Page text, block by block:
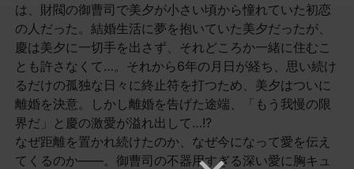
は、財閥の御曹司で美夕が小さい頃から憧れていた初恋
の人だった。結婚生活に夢を抱いていた美夕だったが、
慶は美夕に一切手を出さず、それどころか一緒に住むこ
とも許さなくて…。それから6年の月日が経ち、思い続け
るだけの孤独な日々に終止符を打つため、美夕はついに
離婚を決意。しかし離婚を告げた途端、「もう我慢の限
界だ」と慶の激愛が溢れ出して…!?
なぜ距離を置かれ続けたのか、なぜ今になって愛を伝え
てくるのか――。御曹司の不器用すぎる深い愛に胸キュ